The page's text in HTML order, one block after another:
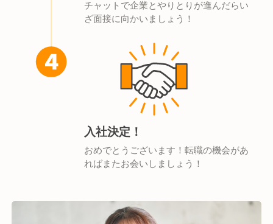
チャットで企業とやりとりが進んだらい
ざ面接に向かいましょう！
入社決定！
おめでとうございます！転職の機会があ
ればまたお会いしましょう！